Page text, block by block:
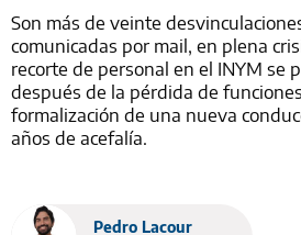
Son más de veinte
comunicadas por mail, en plena
recorte de personal en el INYM se
después de la pérdida de
formalización de una nueva
años de acefalía.
Pedro Lacour